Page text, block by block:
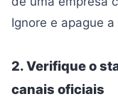
Ignore e apague
2. Verifique o
canais oficiais